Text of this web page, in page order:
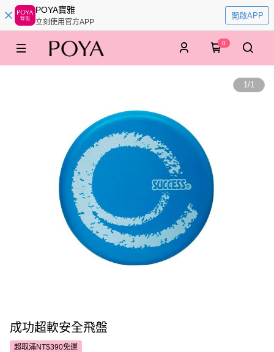
POYA寶雅
立刻使用官方APP
開啟APP
0
1/1
成功超軟安全飛盤
超取滿NT$390免運